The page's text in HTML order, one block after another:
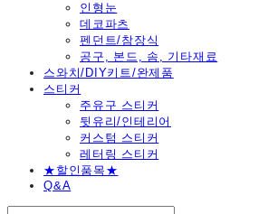
인형눈
데코파츠
펜던트/참장식
공구, 본드, 솜, 기타재료
스와치/DIY키트/완제품
스티커
주유구 스티커
뒷유리/인테리어
커스텀 스티커
레터링 스티커
★할인품목★
Q&A